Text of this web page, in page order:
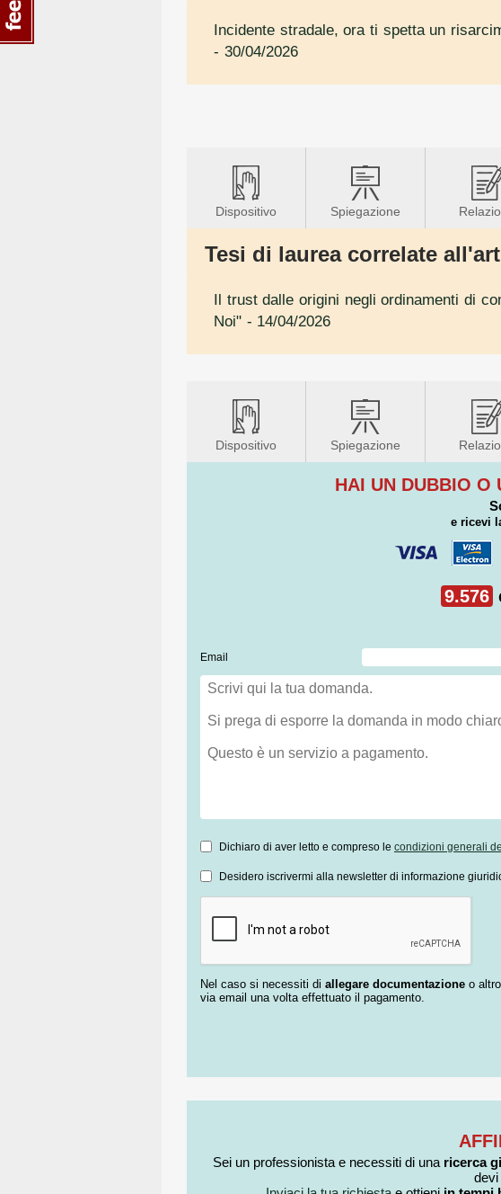
Incidente stradale, ora ti spetta un
- 30/04/2026
Dispositivo Spiegazione
Tesi di laurea correlate
Il trust dalle origini negli ordinamenti di
Noi" - 14/04/2026
Dispositivo Spiegazione
HAI UN DUBBIO O
e ricevi
9.576
Email
Dichiaro di aver letto e compreso le condizioni generali
Desidero iscrivermi alla newsletter di informazione
Nel caso si necessiti di allegare documentazione o
via email una volta effettuato il pagamento.
Sei un professionista e necessiti di una ricerca
devi